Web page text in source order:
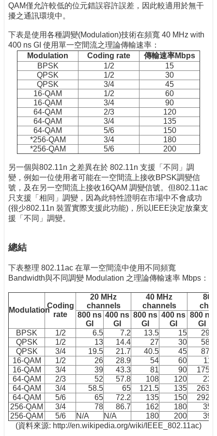
QAM僅允許較低的位元錯誤容許誤差，因此較適用於無干
擾之通訊環境中。
下表是使用各種調變(Modulation)技術在頻寬 40 MHz with
400 ns GI 使用單一空間流之理論傳輸速率：
Modulation
Coding rate
傳輸速率Mbps
BPSK
1/2
15
QPSK
1/2
30
QPSK
3/4
45
16-QAM
1/2
60
16-QAM
3/4
90
64-QAM
2/3
120
64-QAM
3/4
135
64-QAM
5/6
150
*256-QAM
3/4
180
*256-QAM
5/6 200
另一個與802.11n 之差異在於 802.11n 支援「不同」調
變，例如一位使用者可能在一空間流上接收BPSK調變信
號，及在另一空間流上接收16QAM 調變信號。但802.11ac
只支援「相同」調變，因為此特性證明在市場中不會成功
(很少802.11n 裝置實際支援此功能)，所以IEEE決定放棄支
援「不同」調變。
總結
下表整理 802.11ac 在單一空間流中使用不同頻寬
Bandwidth與不同調變 Modulation 之理論傳輸速率 Mbps：
Modulation
Coding
rate
20 MHz
channels
40 MHz
channels
80
800 ns
GI
400 ns
GI
800 ns
GI
400 ns
GI
800 ns
GI
BPSK
1/2 6.5 7.2 13.5 15
29.3
QPSK
1/2 13 14.4 27 30
58.5
QPSK
3/4 19.5 21.7 40.5 45
87.8
16-QAM
1/2 26 28.9 54 60
117
16-QAM
3/4 39 43.3 81 90
175.5
64-QAM
2/3 52 57.8 108 120
234
64-QAM
3/4 58.5 65 121.5 135
263.3
64-QAM
5/6 65 72.2 135 150
292.5
256-QAM
3/4 78 86.7 162 180
351
256-QAM
5/6 N/A N/A 180 200
390
(資料來源: http://en.wikipedia.org/wiki/IEEE_802.11ac)